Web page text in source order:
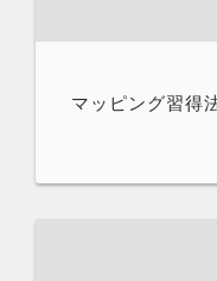
マッピング習得